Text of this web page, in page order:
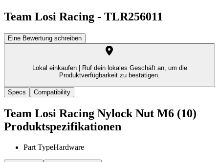
Team Losi Racing - TLR256011
Eine Bewertung schreiben
Lokal einkaufen |
Ruf dein lokales Geschäft an, um die
Produktverfügbarkeit zu bestätigen.
Specs Compatibility
Team Losi Racing Nylock Nut M6 (10)
Produktspezifikationen
Part TypeHardware